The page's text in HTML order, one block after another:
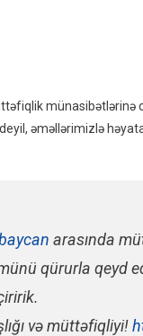
Əməllərimizlə
əməllərimizlə
arasında
qürurla qeyd
və müttəfiqliyi!